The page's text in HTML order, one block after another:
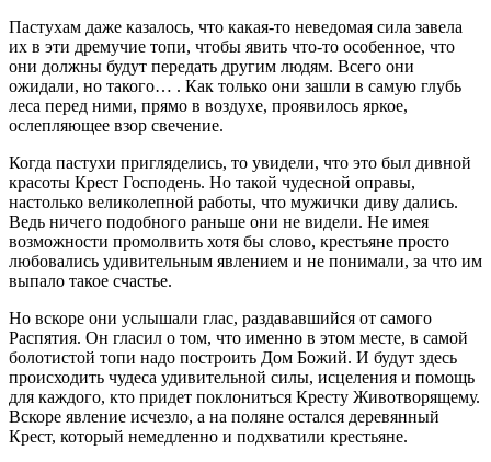
Пастухам даже казалось, что какая-то неведомая сила завела
их в эти дремучие топи, чтобы явить что-то особенное, что
они должны будут передать другим людям. Всего они
ожидали, но такого… . Как только они зашли в самую глубь
леса перед ними, прямо в воздухе, проявилось яркое,
ослепляющее взор свечение.
Когда пастухи пригляделись, то увидели, что это был дивной
красоты Крест Господень. Но такой чудесной оправы,
настолько великолепной работы, что мужички диву дались.
Ведь ничего подобного раньше они не видели. Не имея
возможности промолвить хотя бы слово, крестьяне просто
любовались удивительным явлением и не понимали, за что им
выпало такое счастье.
Но вскоре они услышали глас, раздававшийся от самого
Распятия. Он гласил о том, что именно в этом месте, в самой
болотистой топи надо построить Дом Божий. И будут здесь
происходить чудеса удивительной силы, исцеления и помощь
для каждого, кто придет поклониться Кресту Животворящему.
Вскоре явление исчезло, а на поляне остался деревянный
Крест, который немедленно и подхватили крестьяне.